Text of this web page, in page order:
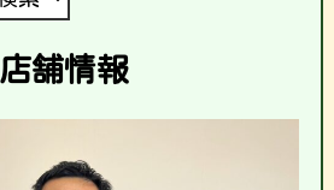
店舗情報